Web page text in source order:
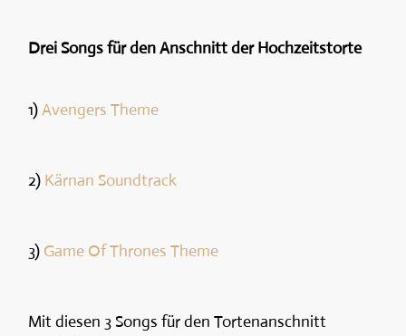
Drei Songs für den Anschnitt der Hochzeitstorte
1)Avengers Theme
2) Kärnan Soundtrack
3) Game Of Thrones Theme
Mit diesen 3 Songs für den Tortenanschnitt